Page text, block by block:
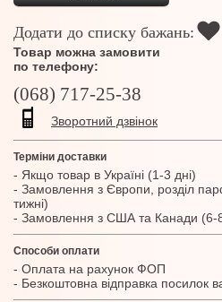
Додати до списку бажань:
Товар можна замовити
по телефону:
(068) 717-25-38
Зворотний дзвінок
Терміни доставки
- Якщо товар в Україні (1-3 дні)
- Замовлення з Європи, розділ
тижні)
- Замовлення з США та Канади (6-8
Способи оплати
- Оплата на рахунок ФОП
- Безкоштовна відправка посилок